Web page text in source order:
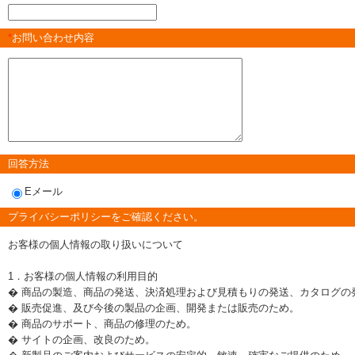
*お問い合わせ内容
回答方法
Eメール
プライバシーポリシーをご確認ください。
お客様の個人情報の取り扱いについて
1．お客様の個人情報の利用目的
� 商品の製造、商品の発送、決済処理および見積もりの発送、カタログの
� 販売促進、及び今後の製品の企画、開発または販売のため。
� 商品のサポート、商品の修理のため。
� サイトの企画、改良のため。